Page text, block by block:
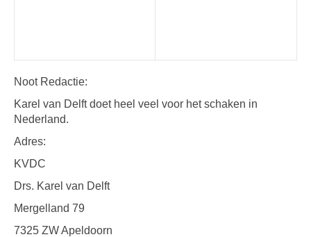
Noot Redactie:
Karel van Delft doet heel veel voor het schaken in
Nederland.
Adres:
KVDC
Drs. Karel van Delft
Mergelland 79
7325 ZW Apeldoorn